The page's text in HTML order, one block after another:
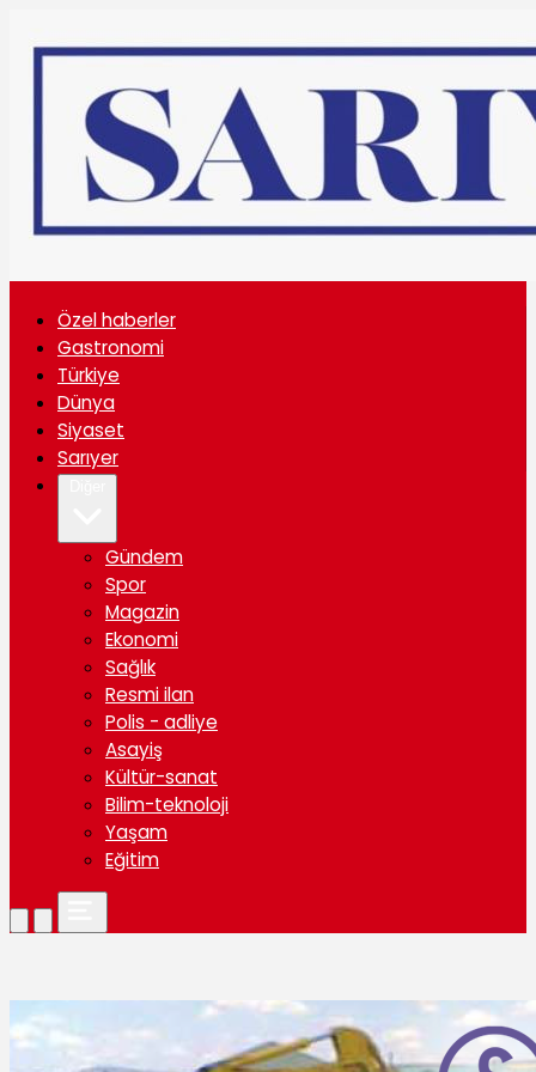
Özel haberler
Gastronomi
Türkiye
Dünya
Siyaset
Sarıyer
Gündem
Spor
Magazin
Ekonomi
Sağlık
Resmi ilan
Polis - adliye
Asayiş
Kültür-sanat
Bilim-teknoloji
Yaşam
Eğitim